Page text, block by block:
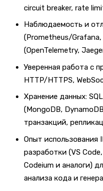
circuit breaker, rate
Наблюдаемость и
(Prometheus/Grafana,
(OpenTelemetry,
Уверенная работа с
HTTP/HTTPS,
Хранение данных:
(MongoDB,
транзакций,
Опыт использования
разработки (VS
Codeium и аналоги)
анализа кода и